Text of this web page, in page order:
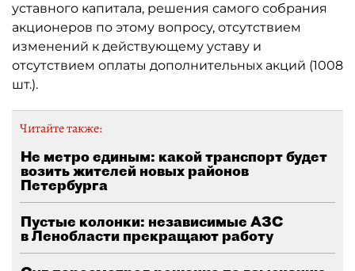
уставного капитала, решения самого собрания
акционеров по этому вопросу, отсутствием
изменений к действующему уставу и
отсутствием оплаты дополнительных акций (1008
шт.).
Читайте также:
Не метро единым: какой транспорт будет
возить жителей новых районов
Петербурга
Пустые колонки: независимые АЗС
в Ленобласти прекращают работу